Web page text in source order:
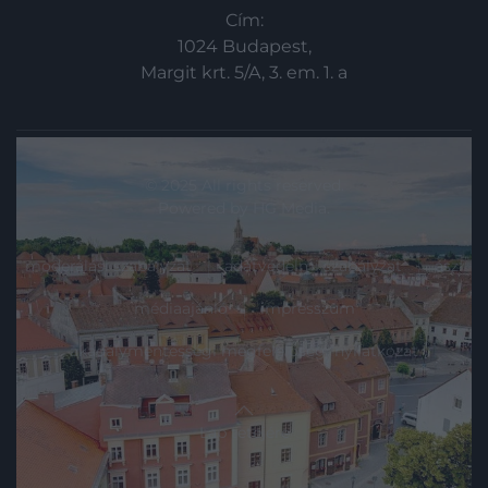
Cím:
1024 Budapest,
Margit krt. 5/A, 3. em. 1. a
moderálási szabályzat adatvédelmi szabályzat ászf
médiaajánló impresszum
akadálymentességi megfelelőségi nyilatkozat
Lap tetejére